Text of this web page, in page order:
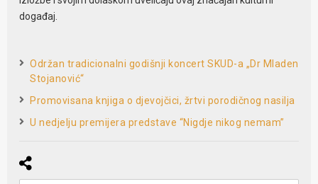
događaj.
Održan tradicionalni godišnji koncert SKUD-a „Dr Mladen
Stojanović“
Promovisana knjiga o djevojčici, žrtvi porodičnog nasilja
U nedjelju premijera predstave “Nigdje nikog nemam”